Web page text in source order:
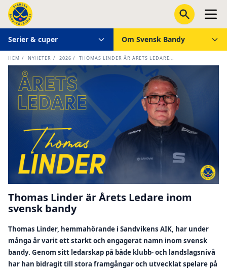
Serier & cuper Om Svensk Bandy
HEM / NYHETER / 2026 / THOMAS LINDER ÄR ÅRETS LEDARE...
Thomas Linder är Årets Ledare inom
svensk bandy
Thomas Linder, hemmahörande i Sandvikens AIK, har under
många år varit ett starkt och engagerat namn inom svensk
bandy. Genom sitt ledarskap på både klubb- och landslagsnivå
har han bidragit till stora framgångar och utvecklat spelare på